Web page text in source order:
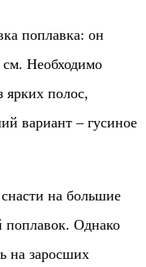
поплавка: он
Необходимо
ярких полос,
вариант – гусиное
на большие
поплавок. Однако
на заросших